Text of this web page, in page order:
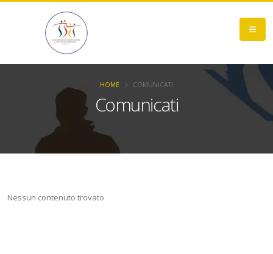
Comunicati
HOME COMUNICATI
Nessun contenuto trovato